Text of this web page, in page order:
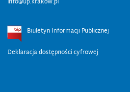
Biuletyn Informacji Publicznej
Deklaracja dostępności cyfrowej